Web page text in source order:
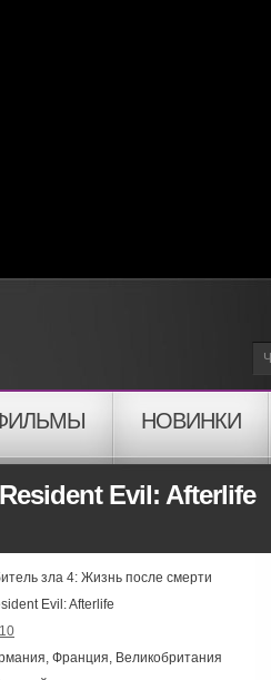
НОВИНКИ
Evil: Afterlife
зла 4: Жизнь после смерти
Evil: Afterlife
Франция, Великобритания